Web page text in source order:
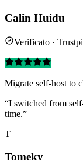
Calin Huidu
Verificato ·
Migrate self-host to
“I switched from
time.”
T
Tomeky